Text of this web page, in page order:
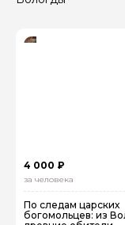
4 000 ₽
за человека
По следам царских
богомольцев: из